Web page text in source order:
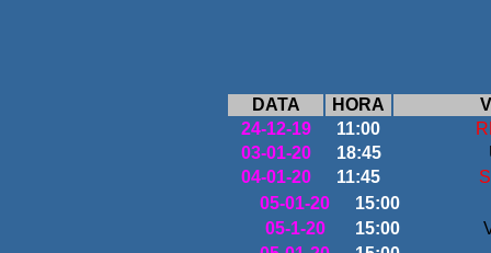
DATA HORA
24-12-19
11:00
03-01-20
18:45
04-01-20
11:45
05-01-20
15:00
05-1-20
15:00